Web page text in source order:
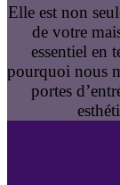
Elle est non
de votre
essentiel en
pourquoi nous
portes